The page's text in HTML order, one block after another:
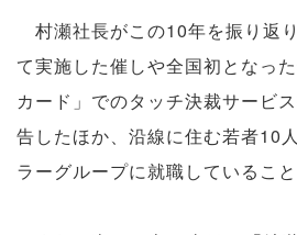
村瀬社長がこの10年を振り返
て実施した催しや全国初となっ
カード」でのタッチ決裁サービ
告したほか、沿線に住む若者10
ラーグループに就職していること